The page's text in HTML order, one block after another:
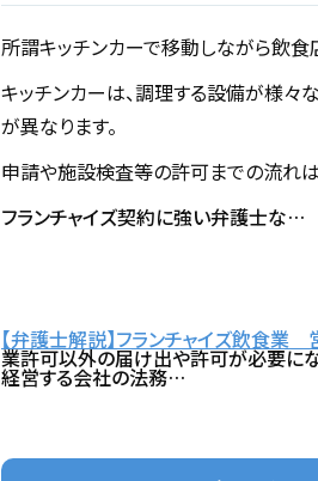
所謂キッチンカーで移動しながら飲
キッチンカーは、調理する設備が様々
が異なります。
申請や施設検査等の許可までの流れ
フランチャイズ契約に強い弁護士な…
【弁護士解説】フランチャイズ飲食
業許可以外の届け出や許可が必要に
経営する会社の法務…